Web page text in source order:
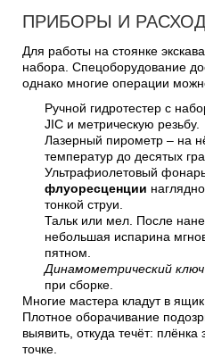
ПРИБОРЫ И
Для работы на стоянке
набора. Спецоборудование
однако многие операции
Ручной гидротестер с
JIC и метрическую резьбу.
Лазерный пирометр – на
температур до десятых
Ультрафиолетовый фонарь
флуоресценции
тонкой струи.
Тальк или мел. После
небольшая испарина
пятном.
Динамометрический ключ
при сборке.
Многие мастера кладут в
Плотное оборачивание
выявить, откуда течёт:
точке.